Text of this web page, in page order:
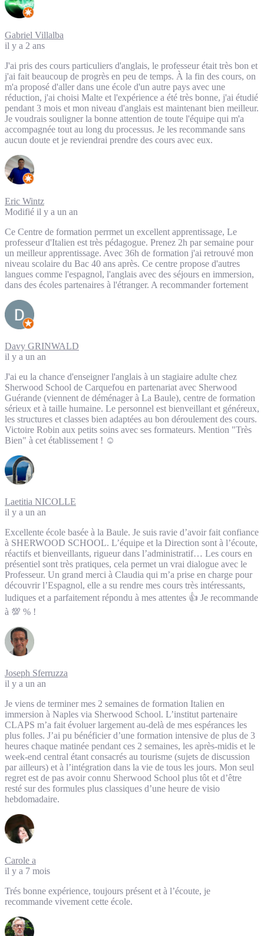
Gabriel Villalba
il y a 2 ans
J'ai pris des cours particuliers d'anglais, le professeur était très bon et
j'ai fait beaucoup de progrès en peu de temps. À la fin des cours, on
m'a proposé d'aller dans une école d'un autre pays avec une
réduction, j'ai choisi Malte et l'expérience a été très bonne, j'ai étudié
pendant 3 mois et mon niveau d'anglais est maintenant bien meilleur.
Je voudrais souligner la bonne attention de toute l'équipe qui m'a
accompagnée tout au long du processus. Je les recommande sans
aucun doute et je reviendrai prendre des cours avec eux.
Eric Wintz
Modifié il y a un an
Ce Centre de formation perrmet un excellent apprentissage, Le
professeur d'Italien est très pédagogue. Prenez 2h par semaine pour
un meilleur apprentissage. Avec 36h de formation j'ai retrouvé mon
niveau scolaire du Bac 40 ans après. Ce centre propose d'autres
langues comme l'espagnol, l'anglais avec des séjours en immersion,
dans des écoles partenaires à l'étranger. A recommander fortement
Davy GRINWALD
il y a un an
J'ai eu la chance d'enseigner l'anglais à un stagiaire adulte chez
Sherwood School de Carquefou en partenariat avec Sherwood
Guérande (viennent de déménager à La Baule), centre de formation
sérieux et à taille humaine. Le personnel est bienveillant et généreux,
les structures et classes bien adaptées au bon déroulement des cours.
Victoire Robin aux petits soins avec ses formateurs. Mention "Très
Bien" à cet établissement ! ☺️
Laetitia NICOLLE
il y a un an
Excellente école basée à la Baule. Je suis ravie d’avoir fait confiance
à SHERWOOD SCHOOL. L’équipe et la Direction sont à l’écoute,
réactifs et bienveillants, rigueur dans l’administratif… Les cours en
présentiel sont très pratiques, cela permet un vrai dialogue avec le
Professeur. Un grand merci à Claudia qui m’a prise en charge pour
découvrir l’Espagnol, elle a su rendre mes cours très intéressants,
ludiques et a parfaitement répondu à mes attentes 👍 Je recommande
à 💯 % !
Joseph Sferruzza
il y a un an
Je viens de terminer mes 2 semaines de formation Italien en
immersion à Naples via Sherwood School. L’institut partenaire
CLAPS m’a fait évoluer largement au-delà de mes espérances les
plus folles. J’ai pu bénéficier d’une formation intensive de plus de 3
heures chaque matinée pendant ces 2 semaines, les après-midis et le
week-end central étant consacrés au tourisme (sujets de discussion
par ailleurs) et à l’intégration dans la vie de tous les jours. Mon seul
regret est de pas avoir connu Sherwood School plus tôt et d’être
resté sur des formules plus classiques d’une heure de visio
hebdomadaire.
Carole a
il y a 7 mois
Trés bonne expérience, toujours présent et à l’écoute, je
recommande vivement cette école.